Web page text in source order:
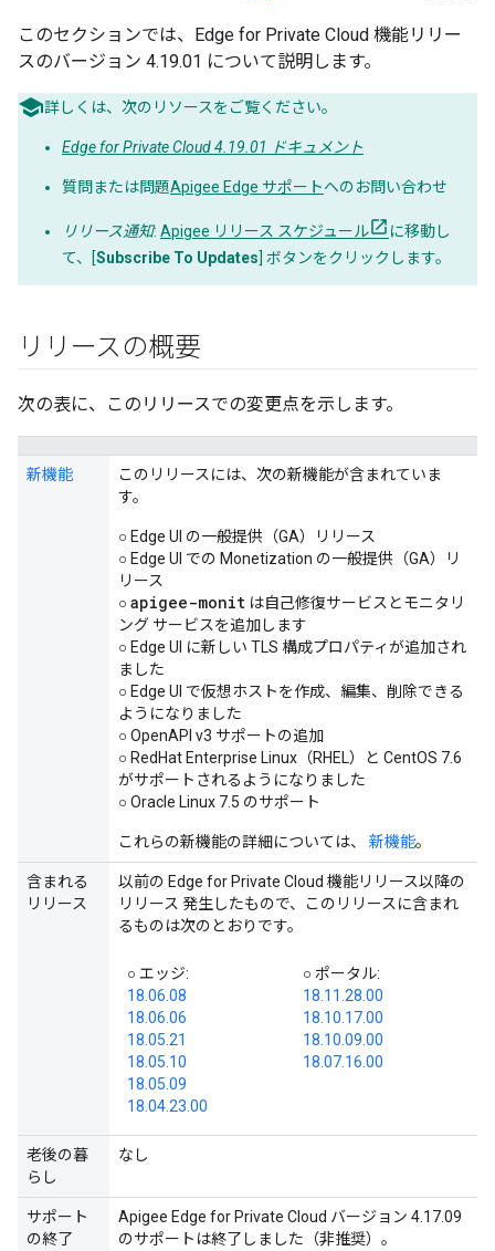
このセクションでは、Edge for Private Cloud 機能リリー
スのバージョン 4.19.01 について説明します。
詳しくは、次のリソースをご覧ください。
Edge for Private Cloud 4.19.01 ドキュメント
質問または問題Apigee Edge サポートへのお問い合わせ
リリース通知: Apigee リリース スケジュール
に移動し
て、[Subscribe To Updates] ボタンをクリックします。
リリースの概要
次の表に、このリリースでの変更点を示します。
新機能
このリリースには、次の新機能が含まれていま
す。
○ Edge UI の一般提供（GA）リリース
○ Edge UI での Monetization の一般提供（GA）リ
リース
○ apigee-monit は自己修復サービスとモニタリ
ング サービスを追加します
○ Edge UI に新しい TLS 構成プロパティが追加され
ました
○ Edge UI で仮想ホストを作成、編集、削除できる
ようになりました
○ OpenAPI v3 サポートの追加
○ RedHat Enterprise Linux（RHEL）と CentOS 7.6
がサポートされるようになりました
○ Oracle Linux 7.5 のサポート
これらの新機能の詳細については、 新機能。
含まれる
リリース
以前の Edge for Private Cloud 機能リリース以降の
リリース 発生したもので、このリリースに含まれ
るものは次のとおりです。
○ エッジ:
18.06.08
18.06.06
18.05.21
18.05.10
18.05.09
18.04.23.00
○ ポータル:
18.11.28.00
18.10.17.00
18.10.09.00
18.07.16.00
老後の暮
らし
なし
サポート
の終了
Apigee Edge for Private Cloud バージョン 4.17.09
のサポートは終了しました（非推奨）。